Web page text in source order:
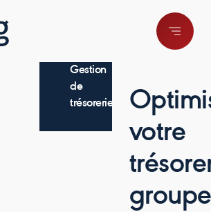
votre
groupe
Gestion
de
trésorerie